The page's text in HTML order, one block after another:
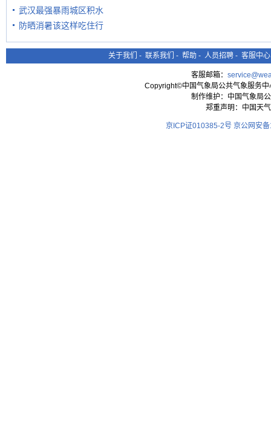
武汉最强暴雨城区积水
防晒消暑该这样吃住行
关于我们 - 联系我们 - 帮助 - 人员招聘 - 客服中心
客服邮箱：
Copyright©中国气象局公共气象服务
制作维护：中国气象局
郑重声明：中国天
京ICP证010385-2号 京公网安